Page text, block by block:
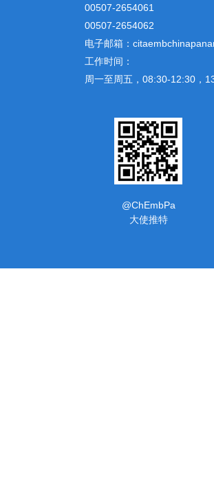
00507-2654061
00507-2654062
电子邮箱：
工作时间：
周一至周五，08:30-12:30，
@ChEmbPa
大使推特